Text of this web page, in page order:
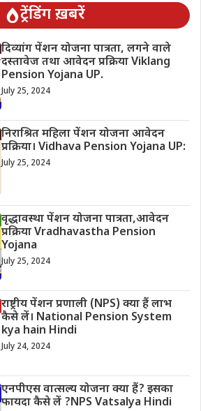
ट्रेंडिंग ख़बरें
दिव्यांग पेंशन योजना पात्रता, लगने वाले
दस्तावेज तथा आवेदन प्रक्रिया Viklang
Pension Yojana UP.
July 25, 2024
निराश्रित महिला पेंशन योजना आवेदन
प्रक्रिया। Vidhava Pension Yojana UP:
July 25, 2024
वृद्धावस्था पेंशन योजना पात्रता,आवेदन
प्रक्रिया Vradhavastha Pension
Yojana
July 25, 2024
राष्ट्रीय पेंशन प्रणाली (NPS) क्या हैं लाभ
कैसे लें। National Pension System
kya hain Hindi
July 24, 2024
एनपीएस वात्सल्य योजना क्या हैं? इसका
फायदा कैसे लें ?NPS Vatsalya Hindi